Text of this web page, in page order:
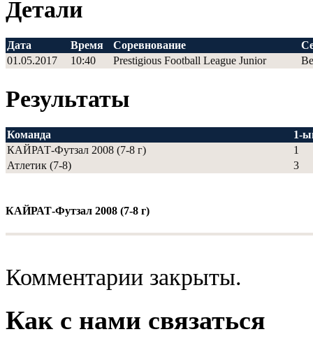
Детали
Дата Время Соревнование
01.05.2017
10:40 Prestigious Football League Junior
Результаты
Команда
1-
КАЙРАТ-Футзал 2008 (7-8 г)
1
Атлетик (7-8)
3
КАЙРАТ-Футзал 2008 (7-8 г)
Комментарии закрыты.
Как с нами связаться